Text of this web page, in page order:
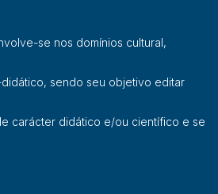
se nos domínios cultural,
sendo seu objetivo editar
carácter didático e/ou científico e se